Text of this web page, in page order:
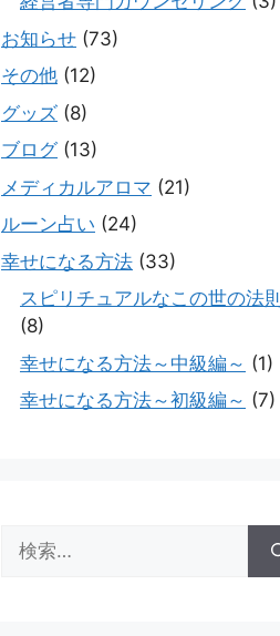
お知らせ (73)
その他 (12)
グッズ (8)
ブログ(13)
メディカルアロマ (21)
ルーン占い (24)
幸せになる方法 (33)
スピリチュアルなこの世の法則
(8)
幸せになる方法～中級編～ (1)
幸せになる方法～初級編～ (7)
索: